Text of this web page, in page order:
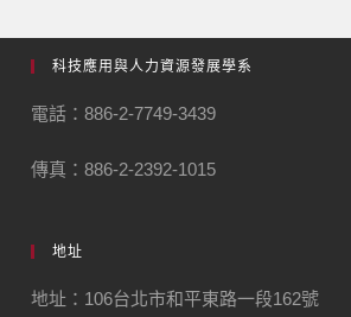
科技應用與人力資源發展學系
電話：886-2-7749-3439
傳真：886-2-2392-1015
地址
地址：106台北市和平東路一段162號